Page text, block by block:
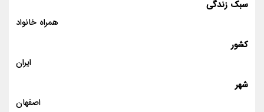
سبک زندگی
همراه خانواد
کشور
ایران
شهر
اصفهان